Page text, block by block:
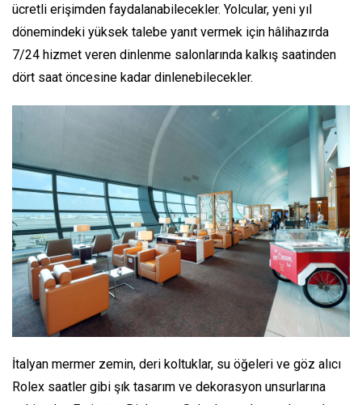
ücretli erişimden faydalanabilecekler. Yolcular, yeni yıl
dönemindeki yüksek talebe yanıt vermek için hâlihazırda
7/24 hizmet veren dinlenme salonlarında kalkış saatinden
dört saat öncesine kadar dinlenebilecekler.
İtalyan mermer zemin, deri koltuklar, su öğeleri ve göz alıcı
Rolex saatler gibi şık tasarım ve dekorasyon unsurlarına